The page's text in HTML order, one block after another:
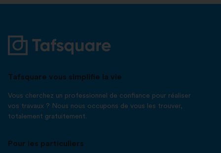
Tafsquare vous simplifie la vie
Vous cherchez un professionnel de confiance pour réaliser
vos travaux ? Nous nous occupons de vous les trouver,
totalement gratuitement.
Pour les particuliers